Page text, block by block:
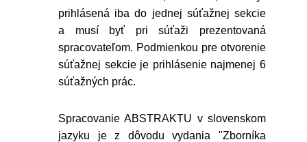
prihlásená iba do jednej súťažnej sekcie
a musí byť pri súťaži prezentovaná
spracovateľom. Podmienkou pre otvorenie
súťažnej sekcie je prihlásenie najmenej 6
súťažných prác.
Spracovanie ABSTRAKTU v slovenskom
jazyku je z dôvodu vydania "Zborníka